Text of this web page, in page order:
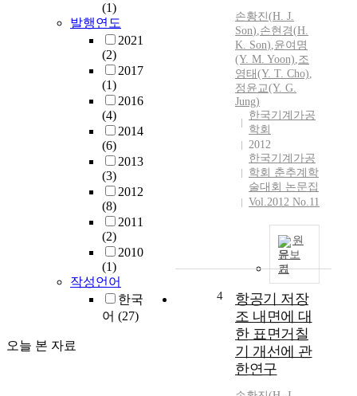
(1)
발행연도
2021
(2)
2017
(1)
2016
(4)
2014
(6)
2013
(3)
2012
(8)
2011
(2)
2010
(1)
작성언어
한국
어 (27)
오늘 본 자료
손황진(H. J.
Son),손현경(H.
K. Son),윤여명
(Y. M. Yoon),조
영태(Y. T. Cho),
정윤교(Y. G.
Jung)
한국기계가공
학회
2012
한국기계가공
학회 춘추계학
술대회 논문집
Vol.2012 No.11
원
문보
기
4
항공기 저장
조 내면에 대
한 표면거칠
기 개선에 관
한연구